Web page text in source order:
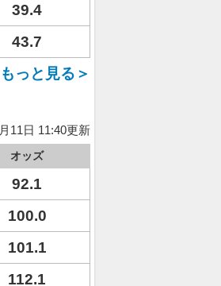
39.4
43.7
もっと見る＞
11日 11:40更新
オッズ
92.1
100.0
101.1
112.1